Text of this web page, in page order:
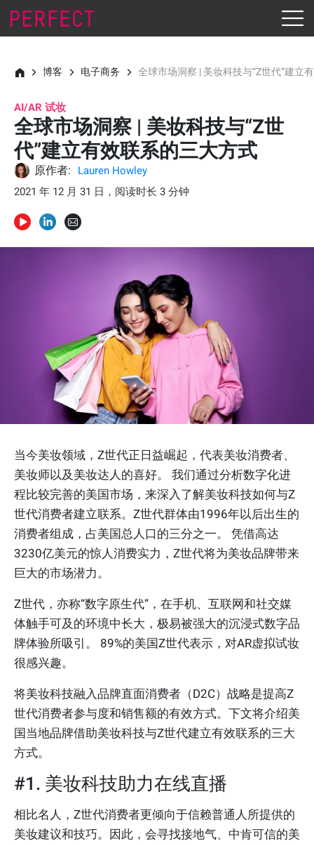
博客 电子商务 全球市场洞察 | 美妆科技与“Z世代”建立
AI/AR 试妆
全球市场洞察 | 美妆科技与“Z世
代”建立有效联系的三大方式
原作者:
Lauren Howley
2021 年 12 月 31 日，阅读时长 3 分钟
当今美妆领域，Z世代正日益崛起，代表美妆消费者、
美妆师以及美妆达人的喜好。 我们通过分析数字化进
程比较完善的美国市场，来深入了解美妆科技如何与Z
世代消费者建立联系。Z世代群体由1996年以后出生的
消费者组成，占美国总人口的三分之一。 凭借高达
3230亿美元的惊人消费实力，Z世代将为美妆品牌带来
巨大的市场潜力。
Z世代，亦称“数字原生代”，在手机、互联网和社交媒
体触手可及的环境中长大，极易被强大的沉浸式数字品
牌体验所吸引。 89%的美国Z世代表示，对AR虚拟试妆
很感兴趣。
将美妆科技融入品牌直面消费者（D2C）战略是提高Z
世代消费者参与度和销售额的有效方式。下文将介绍美
国当地品牌借助美妆科技与Z世代建立有效联系的三大
方式。
#1. 美妆科技助力在线直播
相比名人，Z世代消费者更倾向于信赖普通人所提供的
美妆建议和技巧。因此，会寻找接地气、中肯可信的美